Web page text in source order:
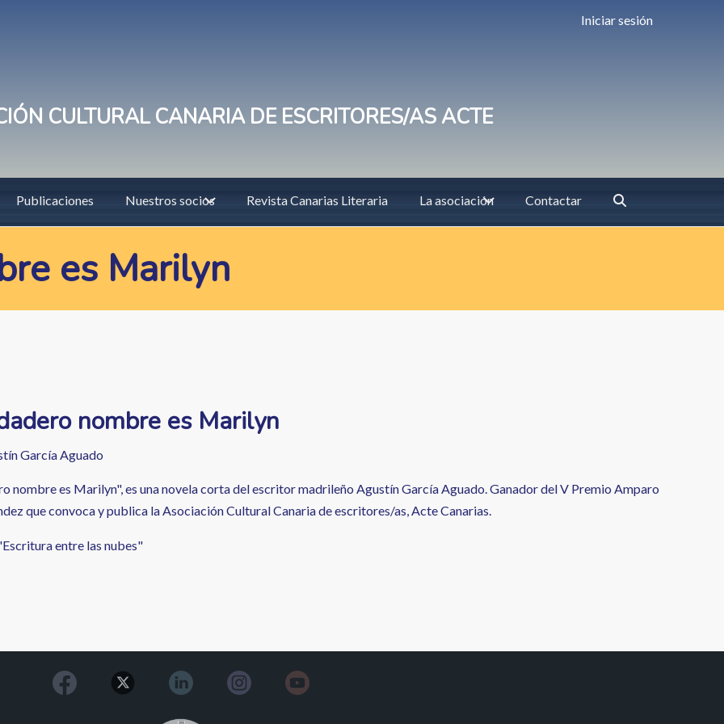
Iniciar sesión
CULTURAL CANARIA DE ESCRITORES/AS ACTE
Publicaciones Nuestros socios Revista Canarias Literaria La asociación Contactar
es Marilyn
nombre es Marilyn
García Aguado
nombre es Marilyn", es una novela corta del escritor madrileño Agustín García Aguado. Ganador del V Premio Amparo
que convoca y publica la Asociación Cultural Canaria de escritores/as, Acte Canarias.
entre las nubes"